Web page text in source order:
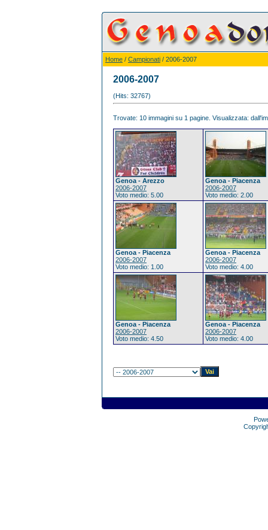
Home / Campionati / 2006-2007
2006-2007
(Hits: 32767)
Trovate: 10 immagini su 1 pagine. Visualizzata:
Genoa - Arezzo
2006-2007
Voto medio: 5.00
Genoa - Piacenza
2006-2007
Voto medio: 2.00
Genoa - Piacenza
2006-2007
Voto medio: 1.00
Genoa - Piacenza
2006-2007
Voto medio: 4.00
Genoa - Piacenza
2006-2007
Voto medio: 4.50
Genoa - Piacenza
2006-2007
Voto medio: 4.00